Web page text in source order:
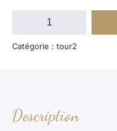
quantité
Catégorie : tour2
Description